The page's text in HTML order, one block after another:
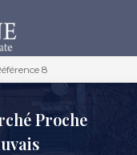
8
Proche